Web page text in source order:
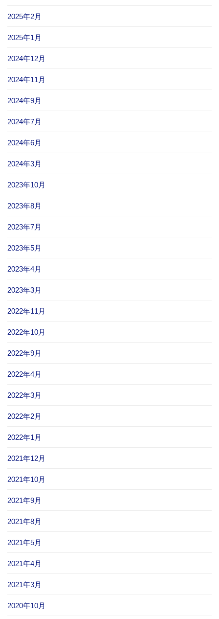
2025年2月
2025年1月
2024年12月
2024年11月
2024年9月
2024年7月
2024年6月
2024年3月
2023年10月
2023年8月
2023年7月
2023年5月
2023年4月
2023年3月
2022年11月
2022年10月
2022年9月
2022年4月
2022年3月
2022年2月
2022年1月
2021年12月
2021年10月
2021年9月
2021年8月
2021年5月
2021年4月
2021年3月
2020年10月